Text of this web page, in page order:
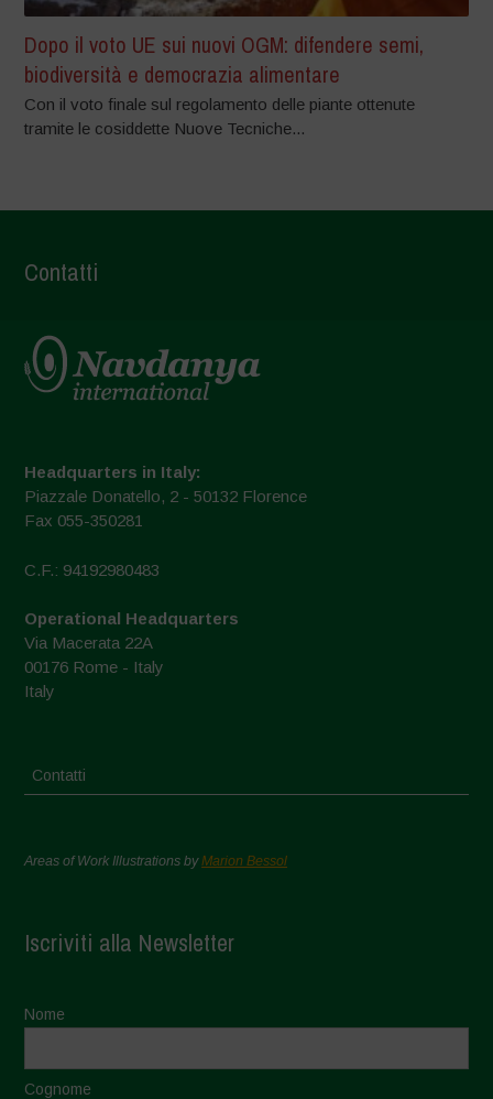
Dopo il voto UE sui nuovi OGM: difendere semi,
biodiversità e democrazia alimentare
Con il voto finale sul regolamento delle piante ottenute
tramite le cosiddette Nuove Tecniche...
Contatti
Headquarters in Italy:
Piazzale Donatello, 2 - 50132 Florence
Fax 055-350281
C.F.: 94192980483
Operational Headquarters
Via Macerata 22A
00176 Rome - Italy
Italy
Contatti
Areas of Work Illustrations byMarion Bessol
Iscriviti alla Newsletter
Nome
Cognome